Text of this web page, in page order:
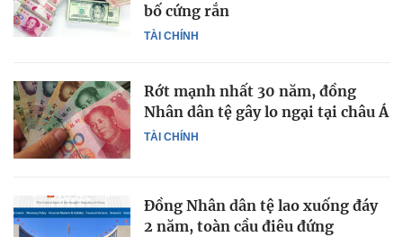
TÀI CHÍNH
bố cứng rắn
TÀI CHÍNH
Rớt mạnh nhất 30 năm, đồng
Nhân dân tệ gây lo ngại tại châu Á
Đồng Nhân dân tệ lao xuống đáy
2 năm, toàn cầu điêu đứng